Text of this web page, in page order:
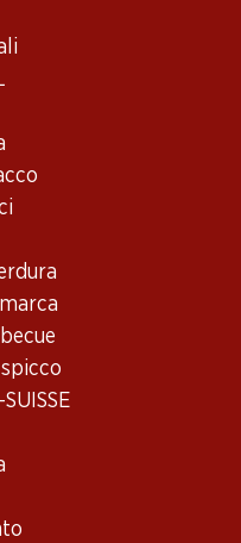
AOC 2007 75
Haut-
, 2007